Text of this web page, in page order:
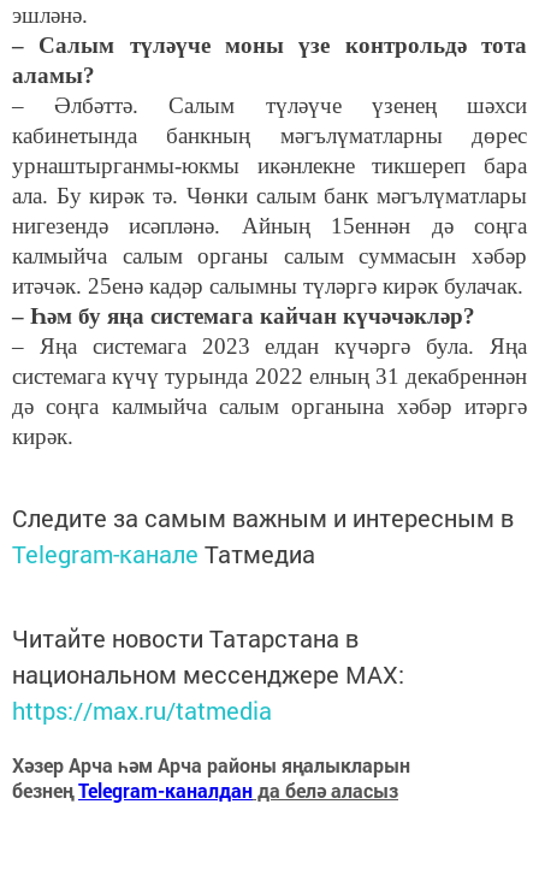
эшләнә.
– Салым түләүче моны үзе контрольдә тота
аламы?
– Әлбәттә. Салым түләүче үзенең шәхси
кабинетында банкның мәгълүматларны дөрес
урнаштырганмы-юкмы икәнлекне тикшереп бара
ала. Бу кирәк тә. Чөнки салым банк мәгълүматлары
нигезендә исәпләнә. Айның 15еннән дә соңга
калмыйча салым органы салым суммасын хәбәр
итәчәк. 25енә кадәр салымны түләргә кирәк булачак.
– Һәм бу яңа системага кайчан күчәчәкләр?
– Яңа системага 2023 елдан күчәргә була. Яңа
системага күчү турында 2022 елның 31 декабреннән
дә соңга калмыйча салым органына хәбәр итәргә
кирәк.
Следите за самым важным и интересным в
Telegram-канале Татмедиа
Читайте новости Татарстана в
национальном мессенджере MАХ:
https://max.ru/tatmedia
Хәзер Арча һәм Арча районы яңалыкларын
безнеңTelegram-каналданда белә аласыз